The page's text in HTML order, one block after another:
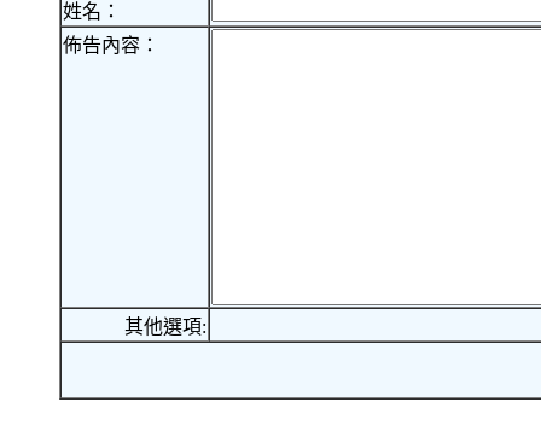
姓名：
佈告內容：
其他選項: